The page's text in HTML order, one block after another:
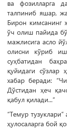
ва фозилларга
талпиниб яшар,
Би­рон кимсанинг
ўч олиш пайида
мажлисига асло
олисни кўриб
суҳбатидан
қуйидаги сўзлар
хабар беради:
Дўстидан ҳеч
қабул қилади...”
“Темур
ҳулосаларга бой